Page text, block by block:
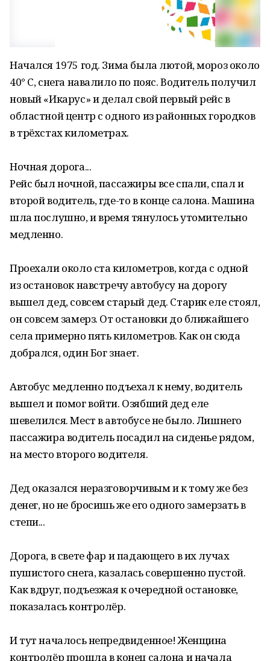
Начался 1975 год. Зима была лютой, мороз около
40° С, снега навалило по пояс. Водитель получил
новый «Икарус» и делал свой первый рейс в
областной центр с одного из районных городков
в трёхстах километрах.
Ночная дорога...
Рейс был ночной, пассажиры все спали, спал и
второй водитель, где-то в конце салона. Машина
шла послушно, и время тянулось утомительно
медленно.
Проехали около ста километров, когда с одной
из остановок навстречу автобусу на дорогу
вышел дед, совсем старый дед. Старик еле стоял,
он совсем замерз. От остановки до ближайшего
села примерно пять километров. Как он сюда
добрался, один Бог знает.
Автобус медленно подъехал к нему, водитель
вышел и помог войти. Озябший дед еле
шевелился. Мест в автобусе не было. Лишнего
пассажира водитель посадил на сиденье рядом,
на место второго водителя.
Дед оказался неразговорчивым и к тому же без
денег, но не бросишь же его одного замерзать в
степи...
Дорога, в свете фар и падающего в их лучах
пушистого снега, казалась совершенно пустой.
Как вдруг, подъезжая к очередной остановке,
показалась контролёр.
И тут началось непредвиденное! Женщина
контролёр прошла в конец салона и начала